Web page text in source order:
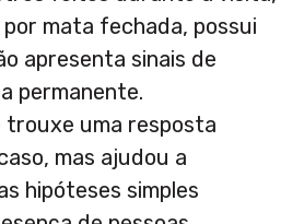
mata fechada, possui
apresenta sinais de
permanente.
trouxe uma resposta
mas ajudou a
hipóteses simples